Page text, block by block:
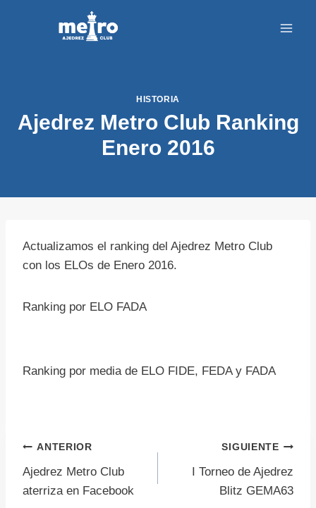
HISTORIA
Ajedrez Metro Club Ranking
Enero 2016
Actualizamos el ranking del Ajedrez Metro Club
con los ELOs de Enero 2016.
Ranking por ELO FADA
Ranking por media de ELO FIDE, FEDA y FADA
Navegación
de
ANTERIOR
Ajedrez Metro Club
aterriza en Facebook
SIGUIENTE
I Torneo de Ajedrez
Blitz GEMA63